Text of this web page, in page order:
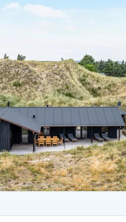
Ferienhaus für 2 Personen
Ferienhäuser Hvide Sande
Ferienhäuser
Ferienhäuser Ho
Ferienhäuser Houstrup
Ferienhäuser Houvig
Ferienhäuser auf
Ferienhäuser in
Ferienhäuser Hvide
Ferienhäuser Jegum
Ferienhäuser Klegod
Ferienhäuser Lodbjerg
Ferienhäuser Nr. Lyngvig